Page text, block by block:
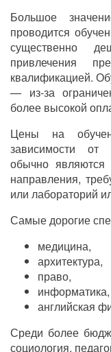
Большое
проводится
существенно
привлечения
квалификацией.
— из-за
более высокой
Цены на
зависимости от
обычно являются
направления,
или лабораторий
Самые дорогие
медицина,
архитектура,
право,
информатика,
английская
Среди более
социология,